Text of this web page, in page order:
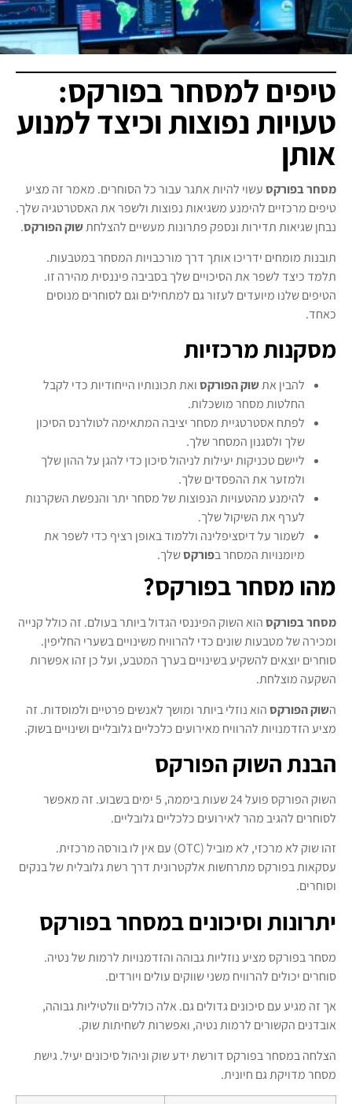
טיפים למסחר בפורקס:
טעויות נפוצות וכיצד למנוע
אותן
מסחר בפורקסעשוי להיות אתגר עבור כל הסוחרים. מאמר זה מציע
טיפים מרכזיים להימנע משגיאות נפוצות ולשפר את האסטרטגיה שלך.
נבחן שגיאות תדירות ונספק פתרונות מעשיים להצלחתשוק הפורקס.
תובנות מומחים ידריכו אותך דרך מורכבויות המסחר במטבעות.
תלמד כיצד לשפר את הסיכויים שלך בסביבה פיננסית מהירה זו.
הטיפים שלנו מיועדים לעזור גם למתחילים וגם לסוחרים מנוסים
כאחד.
מסקנות מרכזיות
להבין אתשוק הפורקסואת תכונותיו הייחודיות כדי לקבל
החלטות מסחר מושכלות.
לפתח אסטרטגיית מסחר יציבה המתאימה לטולרנס הסיכון
שלך ולסגנון המסחר שלך.
ליישם טכניקות יעילות לניהול סיכון כדי להגן על ההון שלך
ולמזער את ההפסדים שלך.
להימנע מהטעויות הנפוצות של מסחר יתר והנפשת השקרנות
לערף את השיקול שלך.
לשמור על דיסציפלינה וללמוד באופן רציף כדי לשפר את
מיומנויות המסחר בפורקסשלך.
מהו מסחר בפורקס?
מסחר בפורקסהוא השוק הפיננסי הגדול ביותר בעולם. זה כולל קנייה
ומכירה של מטבעות שונים כדי להרוויח משינויים בשערי החליפין.
סוחרים יוצאים להשקיע בשינויים בערך המטבע, ועל כן זהו אפשרות
השקעה מוצלחת.
השוק הפורקסהוא נוזלי ביותר ומושך לאנשים פרטיים ולמוסדות. זה
מציע הזדמנויות להרוויח מאירועים כלכליים גלובליים ושינויים בשוק.
הבנת השוק הפורקס
השוק הפורקס פועל 24 שעות ביממה, 5 ימים בשבוע. זה מאפשר
לסוחרים להגיב מהר לאירועים כלכליים גלובליים.
זהו שוק לא מרכזי, לא מוביל (OTC) עם אין לו בורסה מרכזית.
עסקאות בפורקס מתרחשות אלקטרונית דרך רשת גלובלית של בנקים
וסוחרים.
יתרונות וסיכונים במסחר בפורקס
מסחר בפורקס מציע נוזליות גבוהה והזדמנויות לרמות של נטיה.
סוחרים יכולים להרוויח משני שווקים עולים ויורדים.
אך זה מגיע עם סיכונים גדולים גם. אלה כוללים וולטיליות גבוהה,
אובדנים הקשורים לרמות נטיה, ואפשרות לשחיתות שוק.
הצלחה במסחר בפורקס דורשת ידע שוק וניהול סיכונים יעיל. גישת
מסחר מדויקת גם חיונית.